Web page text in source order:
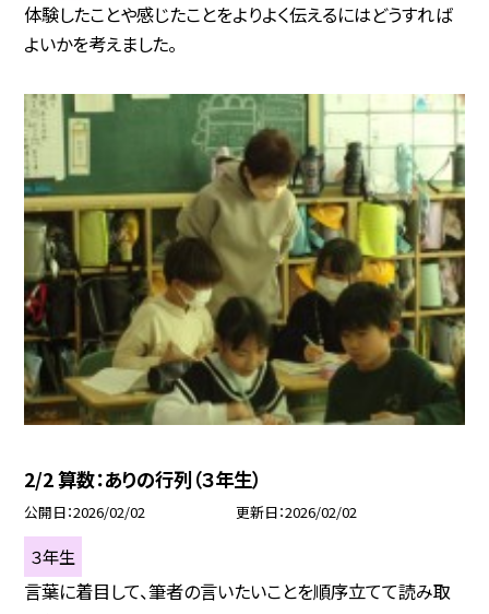
体験したことや感じたことをよりよく伝えるにはどうすれば
よいかを考えました。
2/2 算数：ありの行列（３年生）
公開日 2026/02/02 更新日 2026/02/02
３年生
言葉に着目して、筆者の言いたいことを順序立てて読み取